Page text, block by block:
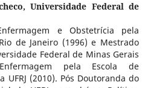
Universidade Federal de
e Obstetrícia pela
de Janeiro (1996) e Mestrado
Federal de Minas Gerais
pela Escola de
UFRJ (2010). Pós Doutoranda do